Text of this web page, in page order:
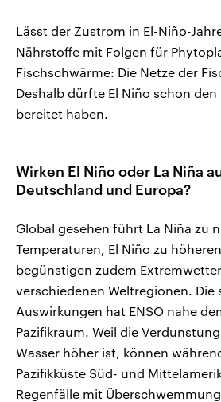
Lässt der Zustrom in El-Niño-
Nährstoffe mit Folgen für
Fischschwärme: Die Netze der
Deshalb dürfte El Niño schon den
bereitet haben.
Wirken El Niño oder La Niña
Deutschland und Europa?
Global gesehen führt La Niña zu
Temperaturen, El Niño zu
begünstigen zudem
verschiedenen Weltregionen. Die
Auswirkungen hat ENSO nahe
Pazifikraum. Weil die
Wasser höher ist, können
Pazifikküste Süd- und
Regenfälle mit